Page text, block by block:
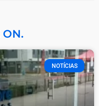
ON.
NOTÍCIAS